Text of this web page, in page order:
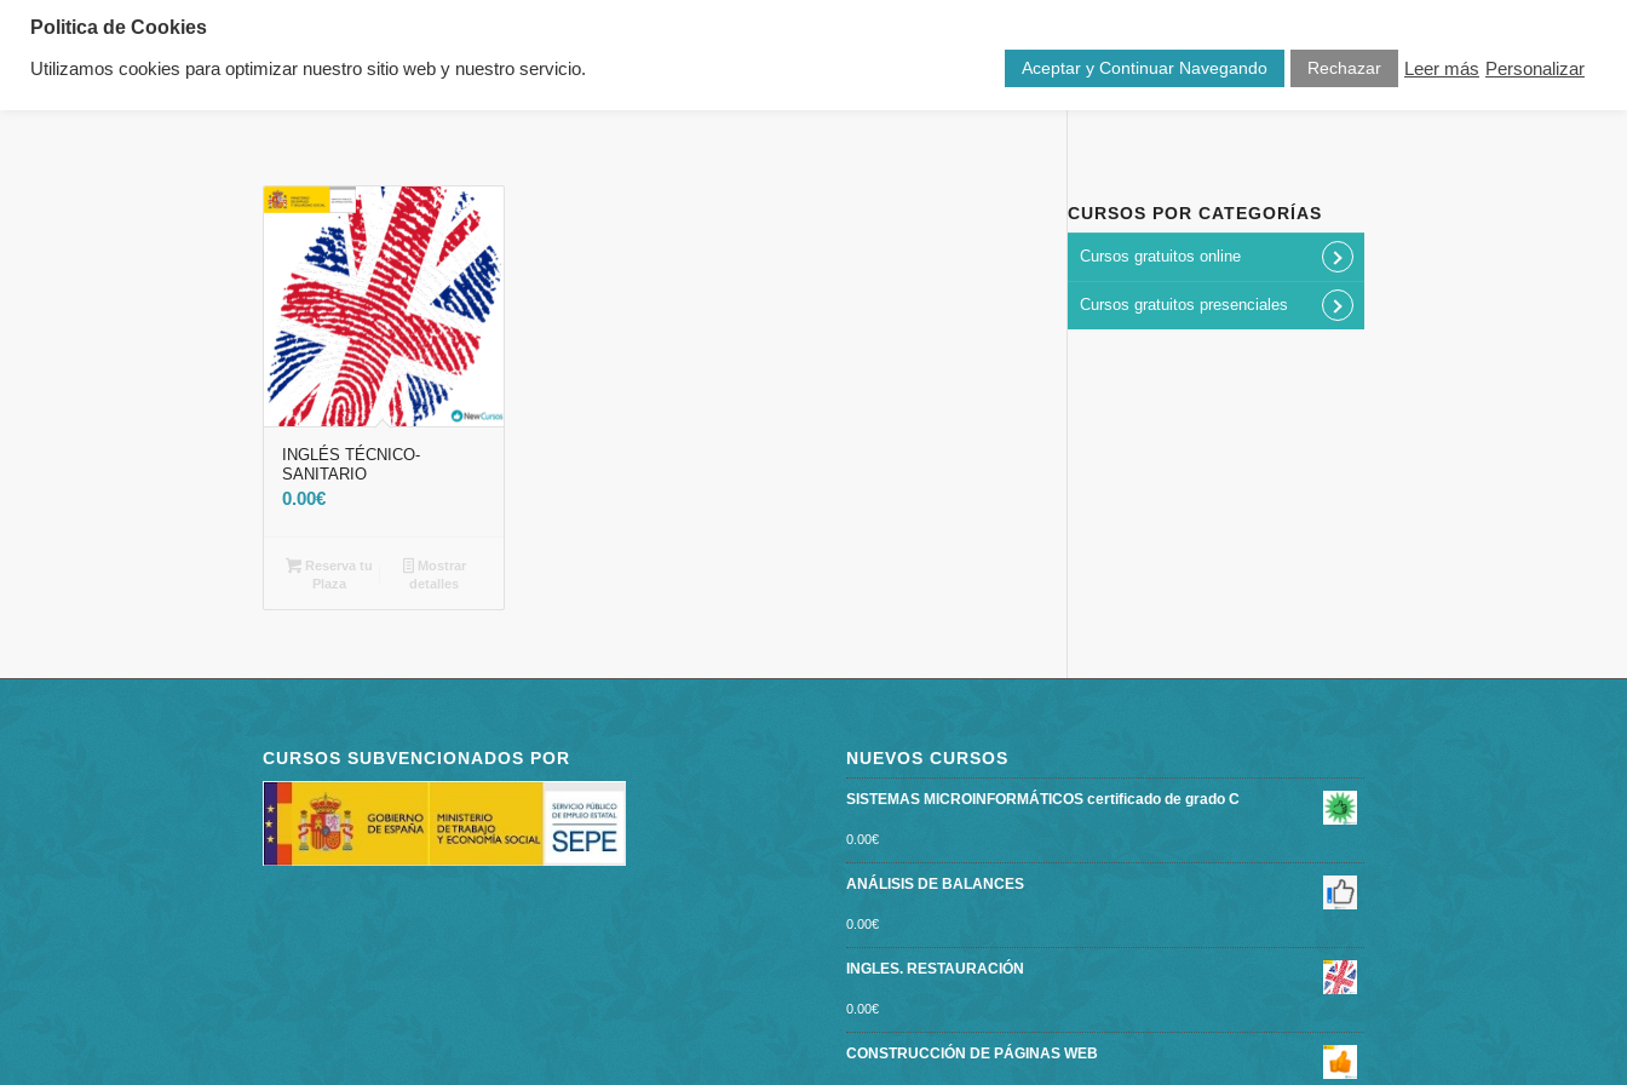
Cursos Nosotros Blog Contacto
INGLÉS TÉCNICO-
SANITARIO
0.00€
Reserva tu
Plaza
Mostrar
detalles
CURSOS POR CATEGORÍAS
Cursos gratuitos online
Cursos gratuitos presenciales
CURSOS SUBVENCIONADOS POR NUEVOS CURSOS
SISTEMAS MICROINFORMÁTICOS certificado de grado C
0.00€
ANÁLISIS DE BALANCES
0.00€
INGLES. RESTAURACIÓN
0.00€
CONSTRUCCIÓN DE PÁGINAS WEB
Politica de Cookies
Utilizamos cookies para optimizar nuestro sitio web y nuestro servicio. Aceptar y Continuar Navegando Rechazar Leer más Personalizar